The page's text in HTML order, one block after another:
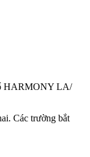
HARMONY LA/
Các trường bắt